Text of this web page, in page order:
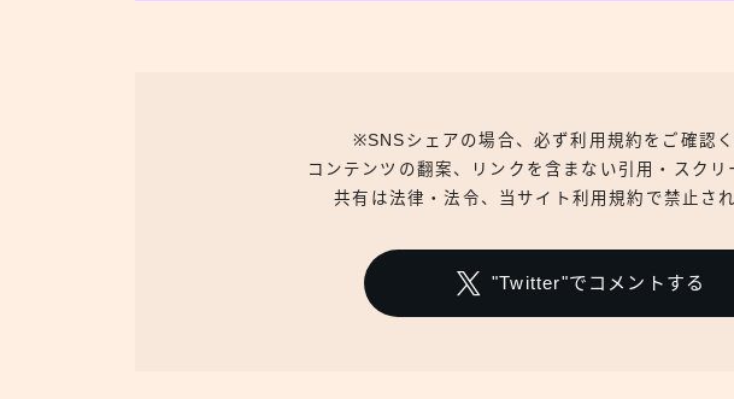
※SNSシェアの場合、必ず利用規約をご確認く
コンテンツの翻案、リンクを含まない引用・スクリ
共有は法律・法令、当サイト利用規約で禁止され
"Twitter"でコメントする